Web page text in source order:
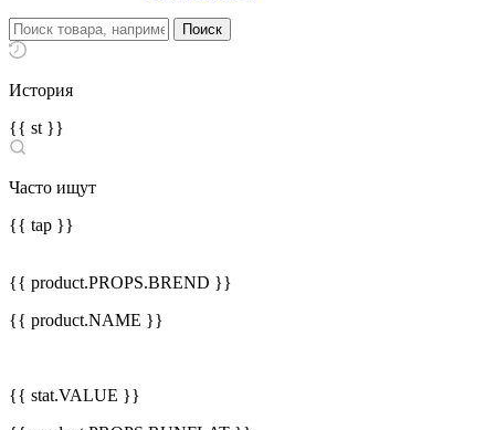
История
{{ st }}
Часто ищут
{{ tap }}
{{ product.PROPS.BREND }}
{{ product.NAME }}
{{ stat.VALUE }}